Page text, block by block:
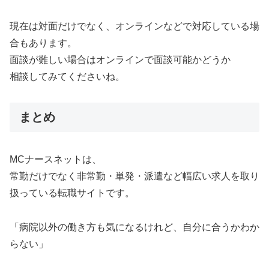
現在は対面だけでなく、オンラインなどで対応している場
合もあります。
面談が難しい場合はオンラインで面談可能かどうか
相談してみてくださいね。
まとめ
MCナースネットは、
常勤だけでなく非常勤・単発・派遣など幅広い求人を取り
扱っている転職サイトです。
「病院以外の働き方も気になるけれど、自分に合うかわか
らない」